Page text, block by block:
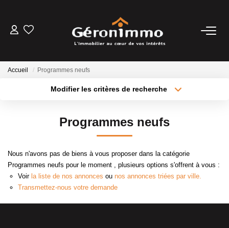
NOTRE AGENCE
CONTACT
Accueil Programmes neufs
Modifier les critères de recherche
Budget max Plus de critères
Programmes neufs
Nous n'avons pas de biens à vous proposer dans la catégorie
Programmes neufs pour le moment , plusieurs options s'offrent à vous :
Voir la liste de nos annonces ou nos annonces triées par ville.
Transmettez-nous votre demande